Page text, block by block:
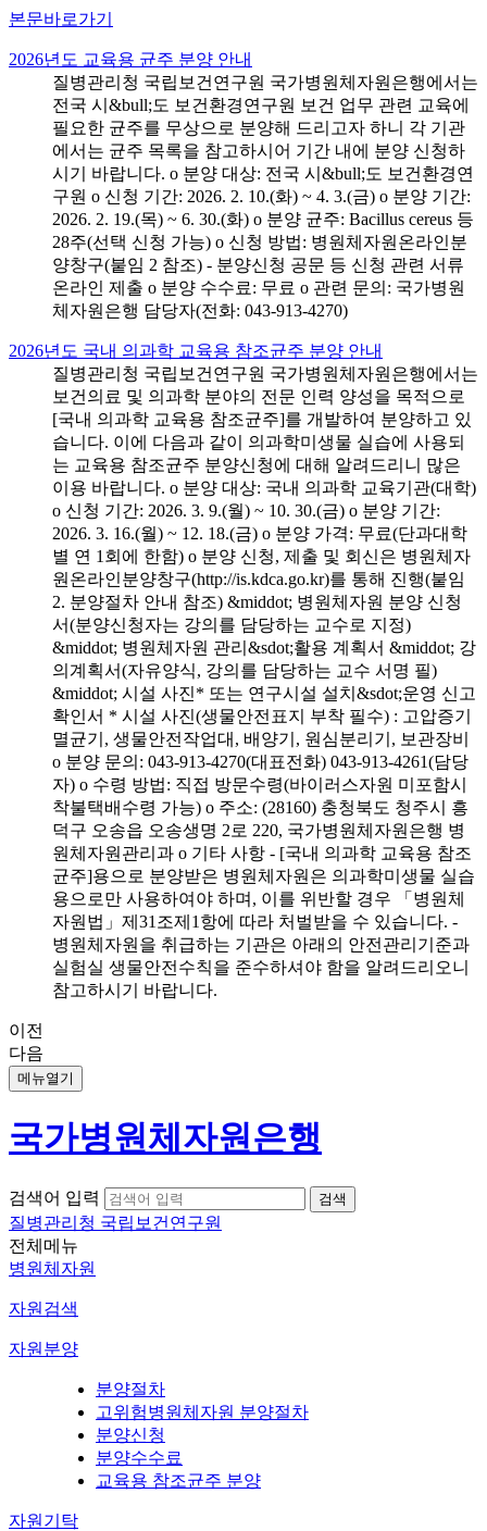
본문바로가기
2026년도 교육용 균주 분양 안내
질병관리청 국립보건연구원 국가병원체자원은행에서는
전국 시&bull;도 보건환경연구원 보건 업무 관련 교육에
필요한 균주를 무상으로 분양해 드리고자 하니 각 기관
에서는 균주 목록을 참고하시어 기간 내에 분양 신청하
시기 바랍니다. o 분양 대상: 전국 시&bull;도 보건환경연
구원 o 신청 기간: 2026. 2. 10.(화) ~ 4. 3.(금) o 분양 기간:
2026. 2. 19.(목) ~ 6. 30.(화) o 분양 균주: Bacillus cereus 등
28주(선택 신청 가능) o 신청 방법: 병원체자원온라인분
양창구(붙임 2 참조) - 분양신청 공문 등 신청 관련 서류
온라인 제출 o 분양 수수료: 무료 o 관련 문의: 국가병원
체자원은행 담당자(전화: 043-913-4270)
2026년도 국내 의과학 교육용 참조균주 분양 안내
질병관리청 국립보건연구원 국가병원체자원은행에서는
보건의료 및 의과학 분야의 전문 인력 양성을 목적으로
[국내 의과학 교육용 참조균주]를 개발하여 분양하고 있
습니다. 이에 다음과 같이 의과학미생물 실습에 사용되
는 교육용 참조균주 분양신청에 대해 알려드리니 많은
이용 바랍니다. o 분양 대상: 국내 의과학 교육기관(대학)
o 신청 기간: 2026. 3. 9.(월) ~ 10. 30.(금) o 분양 기간:
2026. 3. 16.(월) ~ 12. 18.(금) o 분양 가격: 무료(단과대학
별 연 1회에 한함) o 분양 신청, 제출 및 회신은 병원체자
원온라인분양창구(http://is.kdca.go.kr)를 통해 진행(붙임
2. 분양절차 안내 참조) &middot; 병원체자원 분양 신청
서(분양신청자는 강의를 담당하는 교수로 지정)
&middot; 병원체자원 관리&sdot;활용 계획서 &middot; 강
의계획서(자유양식, 강의를 담당하는 교수 서명 필)
&middot; 시설 사진* 또는 연구시설 설치&sdot;운영 신고
확인서 * 시설 사진(생물안전표지 부착 필수) : 고압증기
멸균기, 생물안전작업대, 배양기, 원심분리기, 보관장비
o 분양 문의: 043-913-4270(대표전화) 043-913-4261(담당
자) o 수령 방법: 직접 방문수령(바이러스자원 미포함시
착불택배수령 가능) o 주소: (28160) 충청북도 청주시 흥
덕구 오송읍 오송생명 2로 220, 국가병원체자원은행 병
원체자원관리과 o 기타 사항 - [국내 의과학 교육용 참조
균주]용으로 분양받은 병원체자원은 의과학미생물 실습
용으로만 사용하여야 하며, 이를 위반할 경우 「병원체
자원법」제31조제1항에 따라 처벌받을 수 있습니다. -
병원체자원을 취급하는 기관은 아래의 안전관리기준과
실험실 생물안전수칙을 준수하셔야 함을 알려드리오니
참고하시기 바랍니다.
이전
다음
메뉴열기
국가병원체자원은행
검색어 입력
질병관리청 국립보건연구원
전체메뉴
병원체자원
자원검색
자원분양
분양절차
고위험병원체자원 분양절차
분양신청
분양수수료
교육용 참조균주 분양
자원기탁